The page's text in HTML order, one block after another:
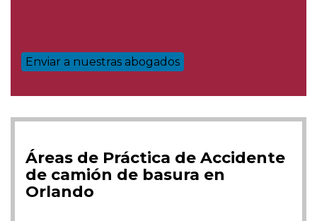
Áreas de Práctica de Accidente
de camión de basura en
Orlando